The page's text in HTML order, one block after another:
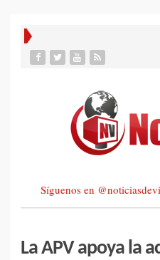
Síguenos en
La APV apoya la